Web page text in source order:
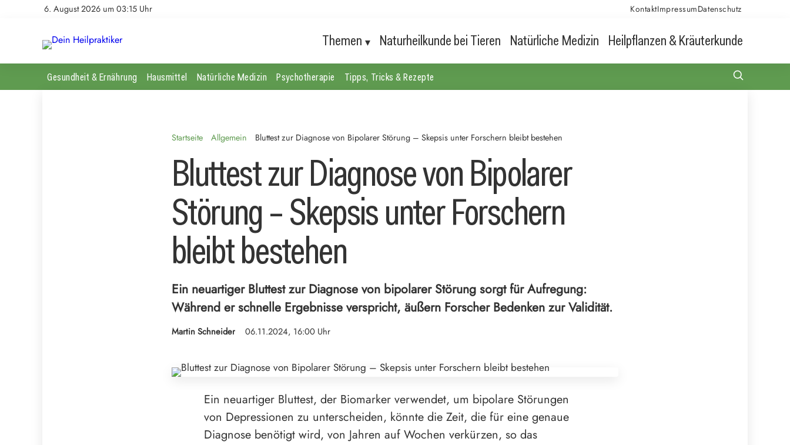
6. August 2026 um 03:15 Uhr KontaktImpressumDatenschutz
Themen Naturheilkunde bei Tieren Natürliche Medizin Heilpflanzen & Kräuterkunde
Gesundheit & Ernährung Hausmittel Natürliche Medizin Psychotherapie Tipps, Tricks & Rezepte
Startseite Allgemein Bluttest zur Diagnose von Bipolarer Störung – Skepsis unter Forschern bleibt bestehen
Bluttest zur Diagnose von Bipolarer
Störung – Skepsis unter Forschern
bleibt bestehen
Ein neuartiger Bluttest zur Diagnose von bipolarer Störung sorgt für Aufregung:
Während er schnelle Ergebnisse verspricht, äußern Forscher Bedenken zur Validität.
Martin Schneider 06.11.2024, 16:00 Uhr
Ein neuartiger Bluttest, der Biomarker verwendet, um bipolare Störungen
von Depressionen zu unterscheiden, könnte die Zeit, die für eine genaue
Diagnose benötigt wird, von Jahren auf Wochen verkürzen, so das